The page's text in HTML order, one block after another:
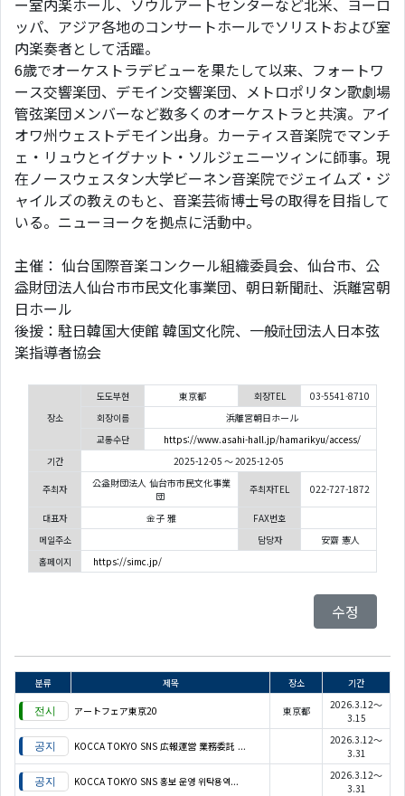
ー室内楽ホール、ソウルアートセンターなど北米、ヨーロ
ッパ、アジア各地のコンサートホールでソリストおよび室
内楽奏者として活躍。
6歳でオーケストラデビューを果たして以来、フォートワ
ース交響楽団、デモイン交響楽団、メトロポリタン歌劇場
管弦楽団メンバーなど数多くのオーケストラと共演。アイ
オワ州ウェストデモイン出身。カーティス音楽院でマンチ
ェ・リュウとイグナット・ソルジェニーツィンに師事。現
在ノースウェスタン大学ビーネン音楽院でジェイムズ・ジ
ャイルズの教えのもと、音楽芸術博士号の取得を目指して
いる。ニューヨークを拠点に活動中。
主催： 仙台国際音楽コンクール組織委員会、仙台市、公
益財団法人仙台市市民文化事業団、朝日新聞社、浜離宮朝
日ホール
後援：駐日韓国大使館 韓国文化院、一般社団法人日本弦
楽指導者協会
장소
도도부현 東京都 회장TEL
03-5541-8710
회장이름
浜離宮朝日ホール
교통수단
https://www.asahi-hall.jp/hamarikyu/access/
기간
2025-12-05 ～ 2025-12-05
주최자
公益財団法人 仙台市市民文化事業
団
주최자TEL 022-727-1872
대표자 金子 雅
FAX번호
메일주소
담당자
安齋 憲人
홈페이지
https://simc.jp/
수정
분류 제목 장소 기간
アートフェア東京20 東京都
2026.3.12～
3.15
KOCCA TOKYO SNS 広報運営 業務委託 ...
2026.3.12～
3.31
KOCCA TOKYO SNS 홍보 운영 위탁용역...
2026.3.12～
3.31